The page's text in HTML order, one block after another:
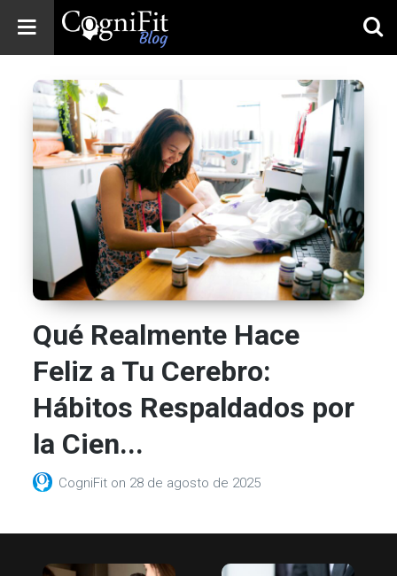
Blog: Brain
Health
News
Brain Training,
Mental Health, and
Wellness
Qué Realmente Hace
Feliz a Tu Cerebro:
Hábitos Respaldados por
la Cien...
CogniFit on 28 de agosto de 2025